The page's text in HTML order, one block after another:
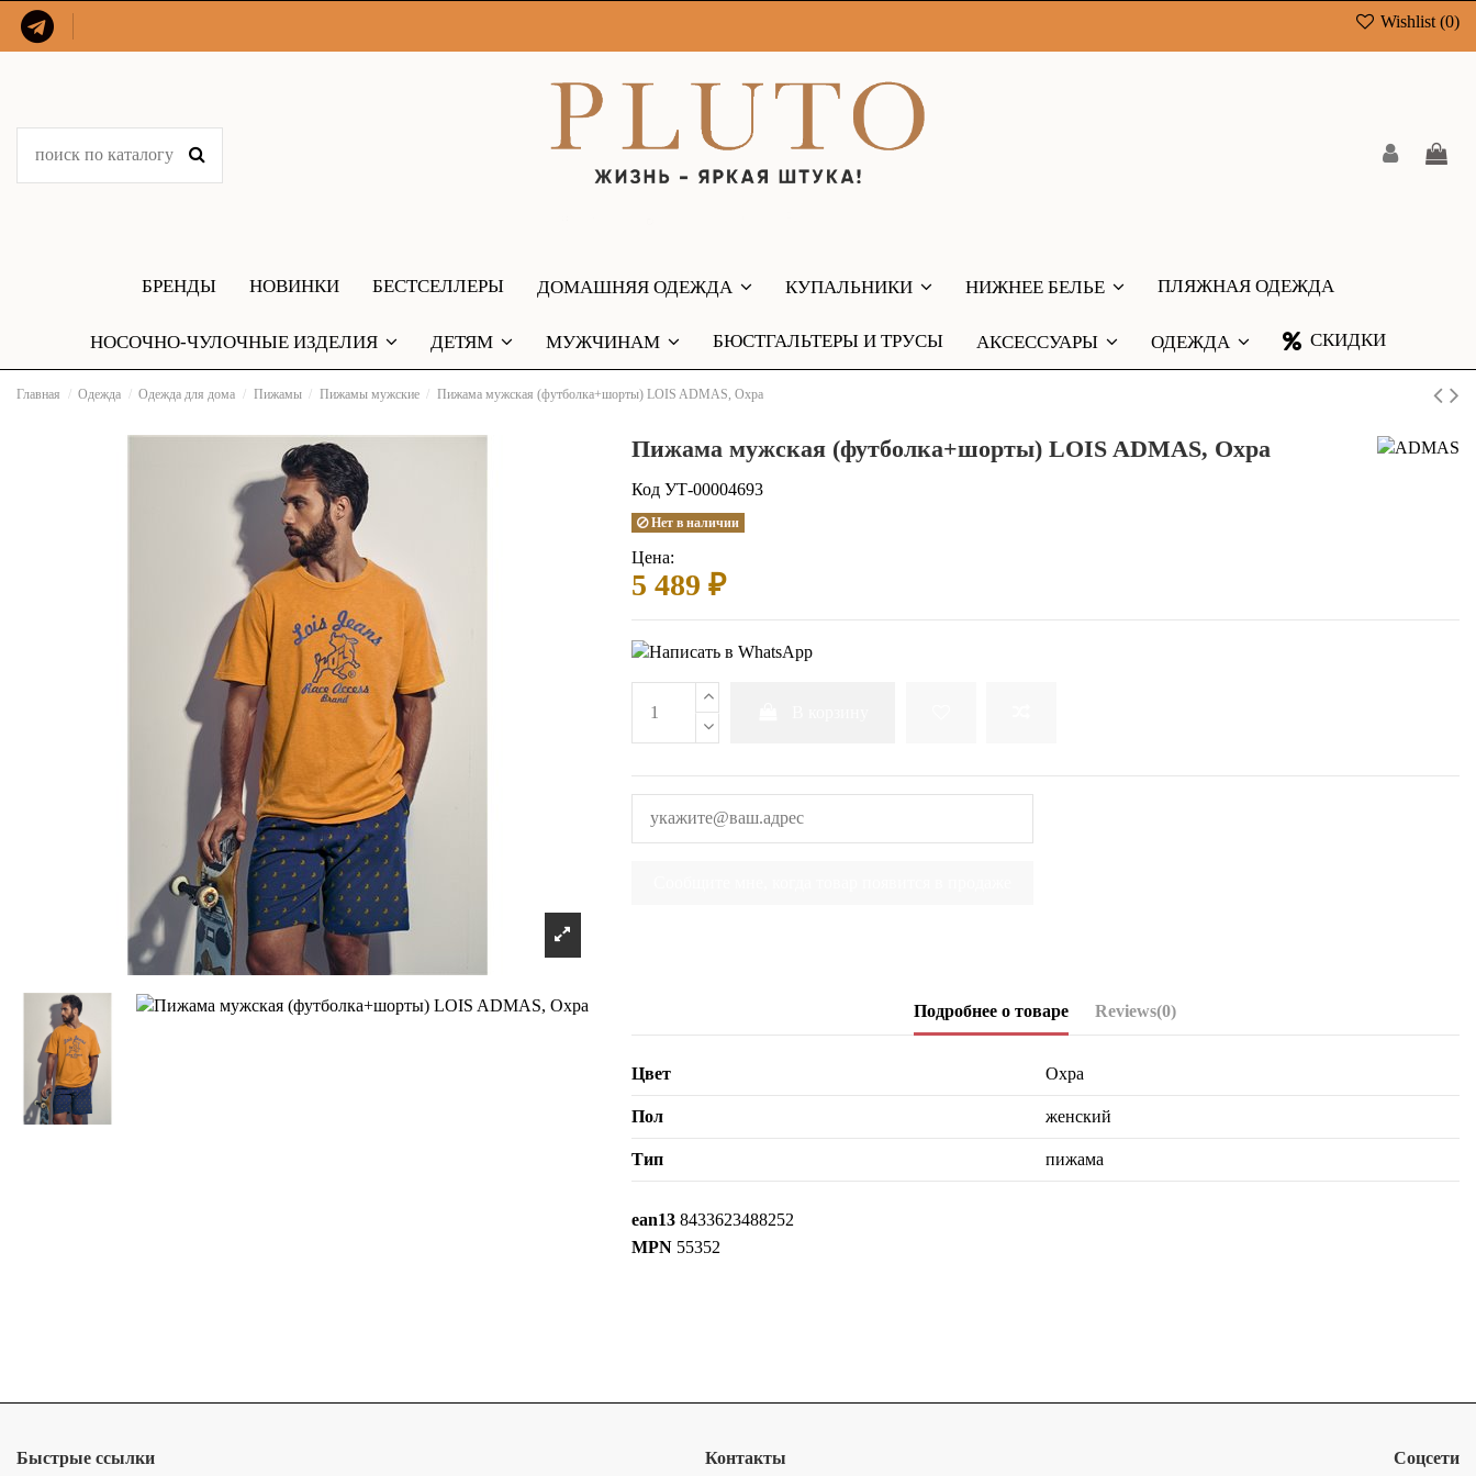
Wishlist (0)
БРЕНДЫ НОВИНКИ БЕСТСЕЛЛЕРЫ ДОМАШНЯЯ ОДЕЖДА КУПАЛЬНИКИ НИЖНЕЕ БЕЛЬЕ ПЛЯЖНАЯ ОДЕЖДА
НОСОЧНО-ЧУЛОЧНЫЕ ИЗДЕЛИЯ ДЕТЯМ МУЖЧИНАМ БЮСТГАЛЬТЕРЫ И ТРУСЫ АКСЕССУАРЫ ОДЕЖДА СКИДКИ
Главная Одежда Одежда для дома Пижамы Пижамы мужские Пижама мужская (футболка+шорты) LOIS ADMAS, Охра
Пижама мужская (футболка+шорты) LOIS ADMAS, Охра
Код УТ-00004693
Нет в наличии
Цена:
5 489 ₽
Подробнее о товаре Reviews(0)
Цвет Охра
Пол женский
Тип пижама
ean13 8433623488252
MPN 55352
Быстрые ссылки Контакты Соцсети